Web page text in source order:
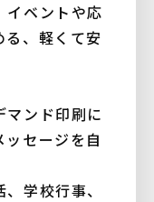
イベントや応
、軽くて安
マンド印刷に
セージを自
学校行事、